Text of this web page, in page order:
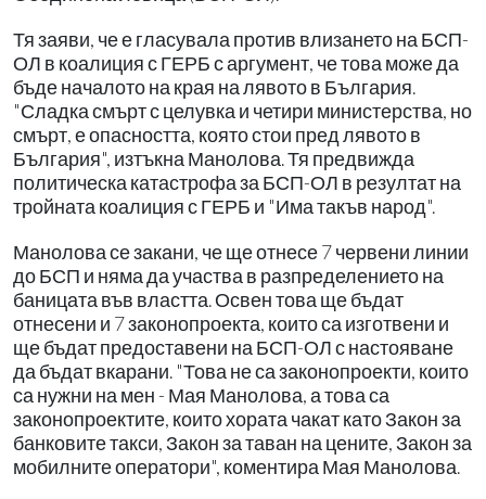
Тя заяви, че е гласувала против влизането на БСП-
ОЛ в коалиция с ГЕРБ с аргумент, че това може да
бъде началото на края на лявото в България.
"Сладка смърт с целувка и четири министерства, но
смърт, е опасността, която стои пред лявото в
България", изтъкна Манолова. Тя предвижда
политическа катастрофа за БСП-ОЛ в резултат на
тройната коалиция с ГЕРБ и "Има такъв народ".
Манолова се закани, че ще отнесе 7 червени линии
до БСП и няма да участва в разпределението на
баницата във властта. Освен това ще бъдат
отнесени и 7 законопроекта, които са изготвени и
ще бъдат предоставени на БСП-ОЛ с настояване
да бъдат вкарани. "Това не са законопроекти, които
са нужни на мен - Мая Манолова, а това са
законопроектите, които хората чакат като Закон за
банковите такси, Закон за таван на цените, Закон за
мобилните оператори", коментира Мая Манолова.